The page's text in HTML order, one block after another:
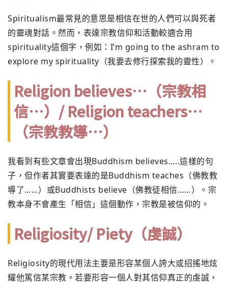
Spiritualism最常見的意思是相信在世的人們可以與死者
的靈魂對話。然而，表達宗教信仰和活動較適合用
spirituality這個字，例如：I’m going to the ashram to
explore my spirituality（我要去修行探索我的靈性）。
Religion believes…（宗教相
信…）/ Religion teachers…
（宗教教導…）
我看到有些文章會出現Buddhism believes…..這樣的句
子，但作者其實要表達的是Buddhism teaches（佛教教
導了……）或Buddhists believe（佛教徒相信……）。宗
教本身不會產生「相信」這個動作，宗教是被信仰的。
Religiosity/ Piety（虔誠）
Religiosity的現代用法主要是形容某個人誇大或招搖地炫
耀他篤信某宗教。若要形容一個人對其信仰真正的虔誠，